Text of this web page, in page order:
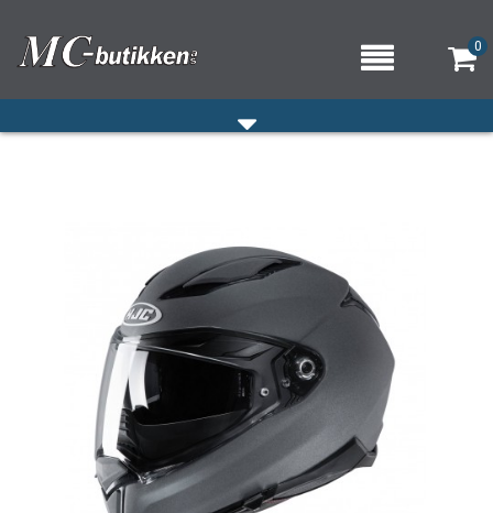
0
OM OSS/ÅPNINGSTIDER
KONTAKT OSS